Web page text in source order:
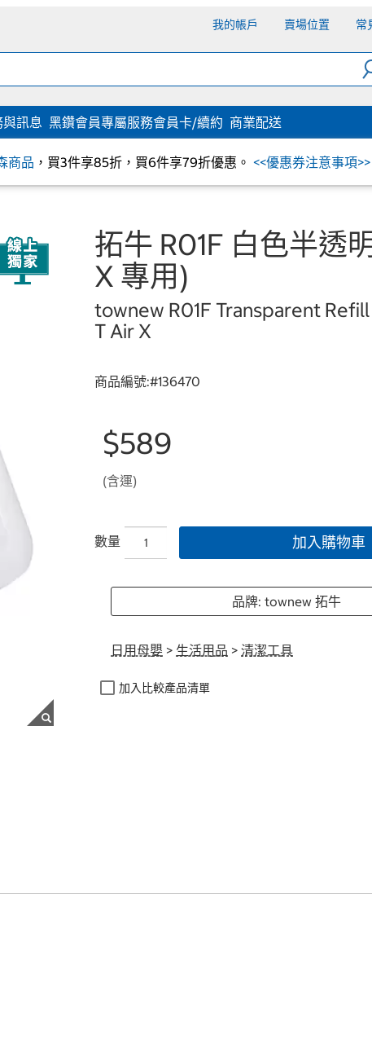
我的帳戶 賣場位置 常
訊息 黑鑽會員專屬服務會員卡/續約 商業配送
商品 ，買3件享85折，買6件享79折優惠。 <<優惠券注意事項>>
拓牛 R01F 白色半透
X 專用)
townew R01F Transparent
T Air X
商品編號:#136470
$589
(含運)
數量 加入購物車
品牌: townew 拓牛
日用母嬰 > 生活用品 > 清潔工具
加入比較產品清單